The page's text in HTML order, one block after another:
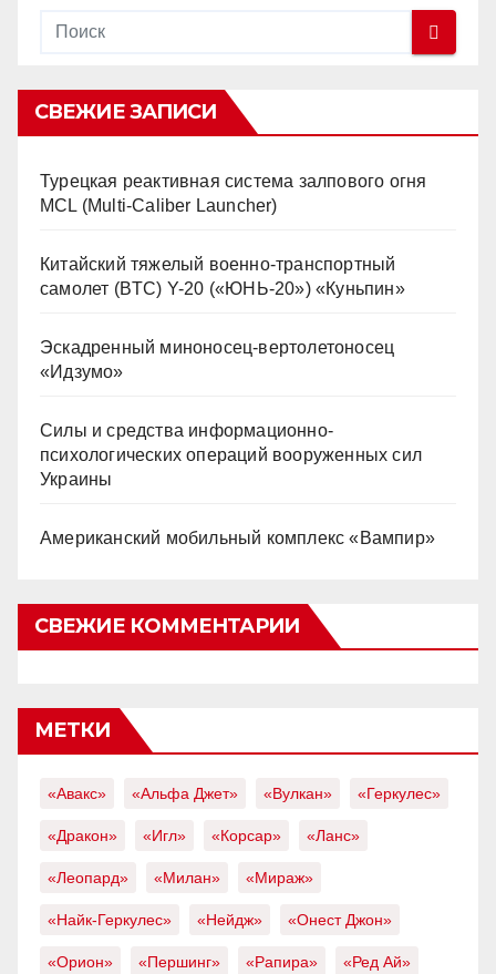
СВЕЖИЕ ЗАПИСИ
Турецкая реактивная система залпового огня
MCL (Multi-Caliber Launcher)
Китайский тяжелый военно-транспортный
самолет (BTC) Y-20 («ЮНЬ-20») «Куньпин»
Эскадренный миноносец-вертолетоносец
«Идзумо»
Силы и средства информационно-
психологических операций вооруженных сил
Украины
Американский мобильный комплекс «Вампир»
СВЕЖИЕ КОММЕНТАРИИ
МЕТКИ
«Авакс» «Альфа Джет» «Вулкан» «Геркулес»
«Дракон» «Игл» «Корсар» «Ланс»
«Леопард» «Милан» «Мираж»
«Найк-Геркулес» «Нейдж» «Онест Джон»
«Орион» «Першинг» «Рапира» «Ред Ай»